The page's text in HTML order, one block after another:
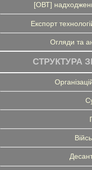
[ОВТ]
Експорт
Огляди та
СТРУКТУРА